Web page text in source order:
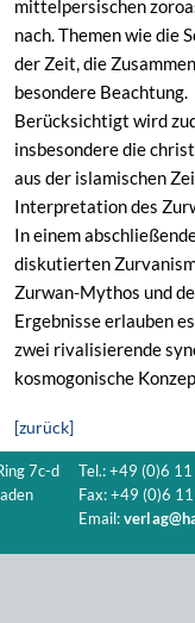
mittelpersischen
nach. Themen wie die
der Zeit, die
besondere Beachtung.
Berücksichtigt wird
insbesondere die
aus der islamischen
Interpretation des
In einem
diskutierten
Zurwan-Mythos und
Ergebnisse erlauben
zwei rivalisierende
kosmogonische
[zurück]
7c-d
Tel.: +49 (0)6
Fax: +49 (0)6
Email: